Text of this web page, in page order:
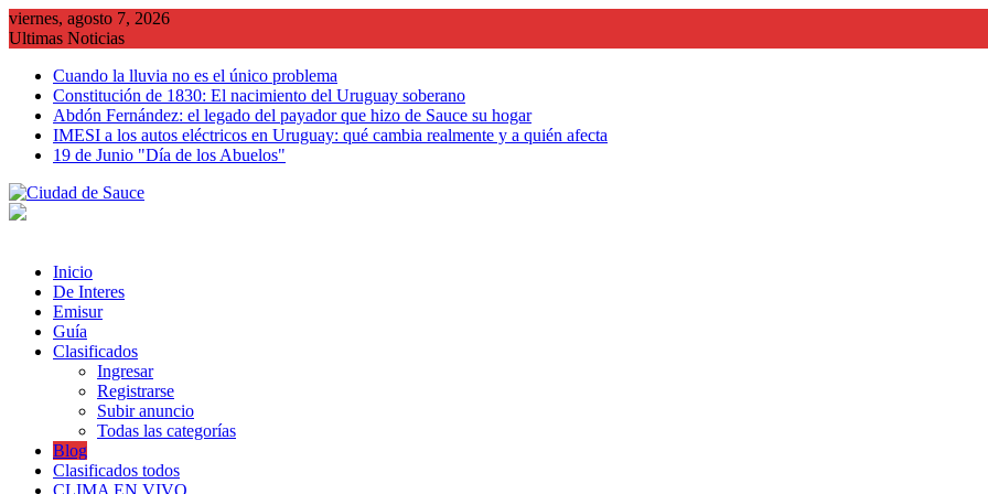
Saltar
al
viernes, agosto 7, 2026
Ultimas Noticias
Cuando la lluvia no es el único problema
Constitución de 1830: El nacimiento del Uruguay soberano
Abdón Fernández: el legado del payador que hizo de Sauce su hogar
IMESI a los autos eléctricos en Uruguay: qué cambia realmente y a quién afecta
19 de Junio "Día de los Abuelos"
Inicio
De Interes
Emisur
Guía
Clasificados
Ingresar
Registrarse
Subir anuncio
Todas las categorías
Blog
Clasificados todos
CLIMA EN VIVO